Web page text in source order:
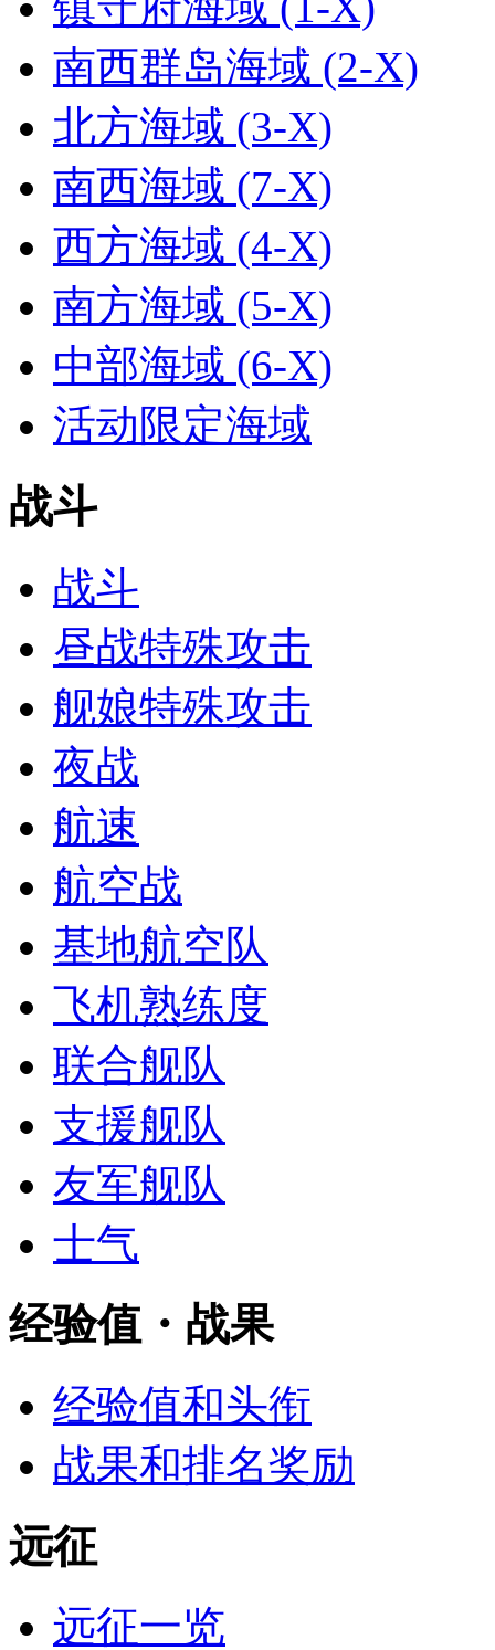
南西群岛海域 (2-X)
北方海域 (3-X)
南西海域 (7-X)
西方海域 (4-X)
南方海域 (5-X)
中部海域 (6-X)
活动限定海域
战斗
战斗
昼战特殊攻击
舰娘特殊攻击
夜战
航速
航空战
基地航空队
飞机熟练度
联合舰队
支援舰队
友军舰队
士气
经验值・战果
经验值和头衔
战果和排名奖励
远征
远征一览